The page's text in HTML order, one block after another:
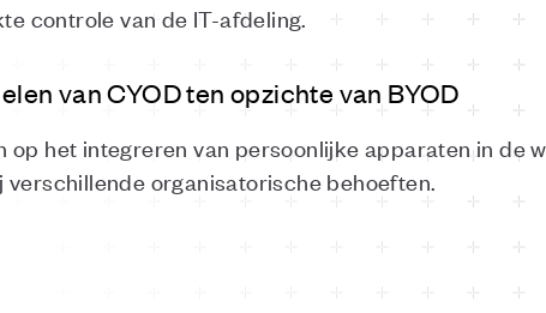
controle van de IT-afdeling.
van CYOD ten opzichte van BYOD
op het integreren van persoonlijke apparaten in de
organisatorische behoeften.